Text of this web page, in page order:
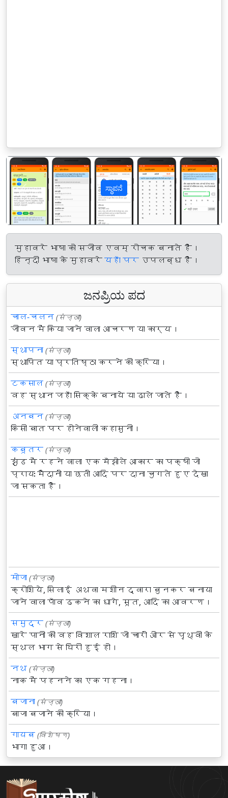
ಸ್ಥಾಪನೆ
पिछला
मुहावरे भाषा को सजीव एवम् रोचक बनाते हैं।
हिन्दी भाषा के मुहावरेयहाँ पर उपलब्ध हैं।
ಜನಪ್ರಿಯ ಪದ
चाल-चलन (संज्ञा)
जीवन में किया जाने वाला आचरण या कार्य।
स्थापना (संज्ञा)
स्थापित या प्रतिष्ठा करने की क्रिया।
टकसाल (संज्ञा)
वह स्थान जहाँ सिक्के बनाये या ढाले जाते हैं।
अनबन (संज्ञा)
किसी बात पर होनेवाली कहासुनी।
कबूतर (संज्ञा)
झुंड में रहने वाला एक मँझोले आकार का पक्षी जो
प्रायः मैदानों या छतों आदि पर दाना चुगते हुए देखा
जा सकता है।
मोजा (संज्ञा)
क्रोशिये, सिलाई अथवा मशीन द्वारा बुनकर बनाया
जाने वाला पाँव ढकने का धागे, सूत, आदि का आवरण।
समुद्र (संज्ञा)
खारे पानी की वह विशाल राशि जो चारों ओर से पृथ्वी के
स्थल भाग से घिरी हुई हो।
नथ (संज्ञा)
नाक में पहनने का एक गहना।
बजाना (संज्ञा)
बाजा बजाने की क्रिया।
गायब (विशेषण)
भागा हुआ।